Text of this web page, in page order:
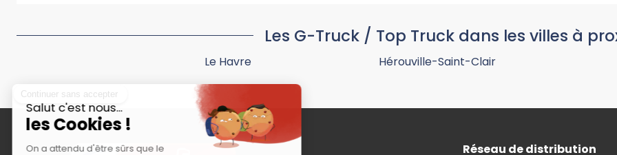
Les G-Truck / Top Truck dans les villes à
Le Havre Hérouville-Saint-Clair
Réseau de distribution